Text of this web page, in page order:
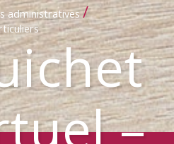
administratives /
–